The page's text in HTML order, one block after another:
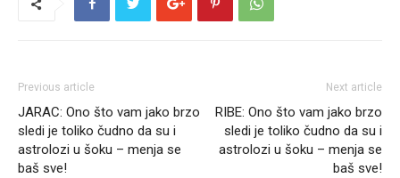
Previous article
JARAC: Ono što vam jako brzo
sledi je toliko čudno da su i
astrolozi u šoku – menja se
baš sve!
Next article
RIBE: Ono što vam jako brzo
sledi je toliko čudno da su i
astrolozi u šoku – menja se
baš sve!